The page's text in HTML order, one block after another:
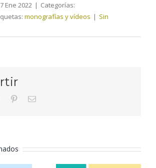
Ene 2022 | Categorías:
monografías y vídeos | Sin
whatsapppinterestCorreo